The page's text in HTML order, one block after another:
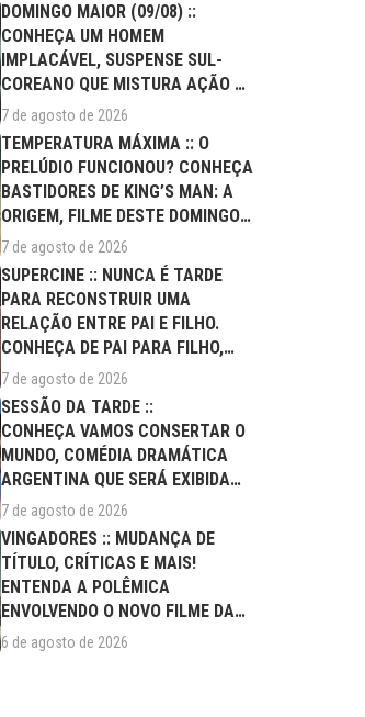
DOMINGO MAIOR (09/08) ::
CONHEÇA UM HOMEM
IMPLACÁVEL, SUSPENSE SUL-
COREANO QUE MISTURA AÇÃO E
DRAMA FAMILIAR
7 de agosto de 2026
TEMPERATURA MÁXIMA :: O
PRELÚDIO FUNCIONOU? CONHEÇA
BASTIDORES DE KING’S MAN: A
ORIGEM, FILME DESTE DOMINGO
(09/08)
7 de agosto de 2026
SUPERCINE :: NUNCA É TARDE
PARA RECONSTRUIR UMA
RELAÇÃO ENTRE PAI E FILHO.
CONHEÇA DE PAI PARA FILHO,
FILME DESTE...
7 de agosto de 2026
SESSÃO DA TARDE ::
CONHEÇA VAMOS CONSERTAR O
MUNDO, COMÉDIA DRAMÁTICA
ARGENTINA QUE SERÁ EXIBIDA
NESTA SEXTA (07/08)
7 de agosto de 2026
VINGADORES :: MUDANÇA DE
TÍTULO, CRÍTICAS E MAIS!
ENTENDA A POLÊMICA
ENVOLVENDO O NOVO FILME DA
MARVEL
6 de agosto de 2026